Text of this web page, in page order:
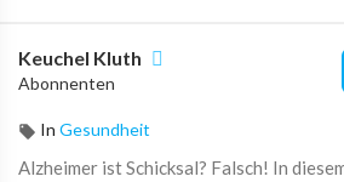
Keuchel Kluth
Abonnenten
In Gesundheit
Alzheimer ist Schicksal? Falsch! In